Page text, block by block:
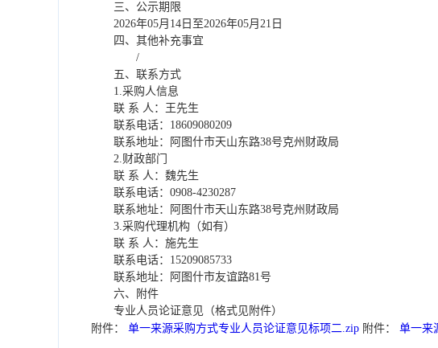
三、公示期限
2026年05月 14 日至2026年05月 21 日
四、其他补充事宜
/
五、联系方式
1.采购人信息
联 系 人： 王先生
联系电话： 18609080209
联系地址：阿图什市天山东路38号克州财政局
2.财政部门
联 系 人： 魏先生
联系电话： 0908-4230287
联系地址：阿图什市天山东路38号克州财政局
3.采购代理机构（如有）
联 系 人： 施先生
联系电话： 15209085733
联系地址：
阿图什市友谊路81号
六、附件
专业人员论证意见（格式见附件）
附件： 单一来源采购方式专业人员论证意见标项二.zip 附件： 单一来